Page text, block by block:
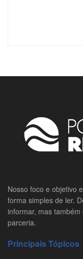
Nosso foco e objetivo
forma simples de ler.
informar, mas
parceria.
Principais Tópicos